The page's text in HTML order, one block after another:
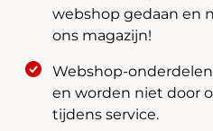
webshop gedaan en
ons magazijn!
Webshop-
en worden niet door
tijdens service.